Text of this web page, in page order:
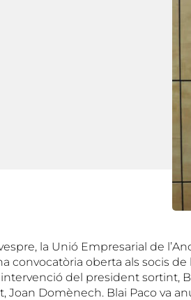
la Unió Empresarial de
convocatòria oberta als socis
del president sortint,
Joan Domènech. Blai Paco va